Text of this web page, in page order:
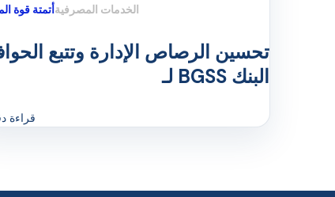
أتمتة قوةالخدمات المصرفية
تحسين الرصاص الإدارة وتتبع
لـ BGSS البنك
قراءة